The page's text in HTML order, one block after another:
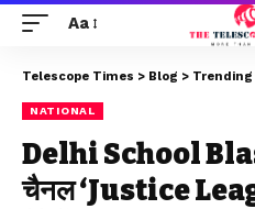
Aa
Telescope Times > Blog > Trending
NATIONAL
Delhi School
चैनल ‘Justice